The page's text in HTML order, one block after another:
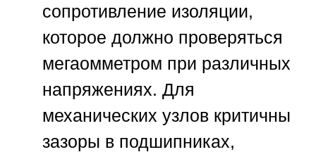
сопротивление изоляции,
которое должно проверяться
мегаомметром при различных
напряжениях. Для
механических узлов критичны
зазоры в подшипниках,